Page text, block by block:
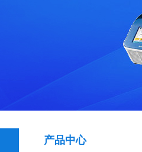
产品中心